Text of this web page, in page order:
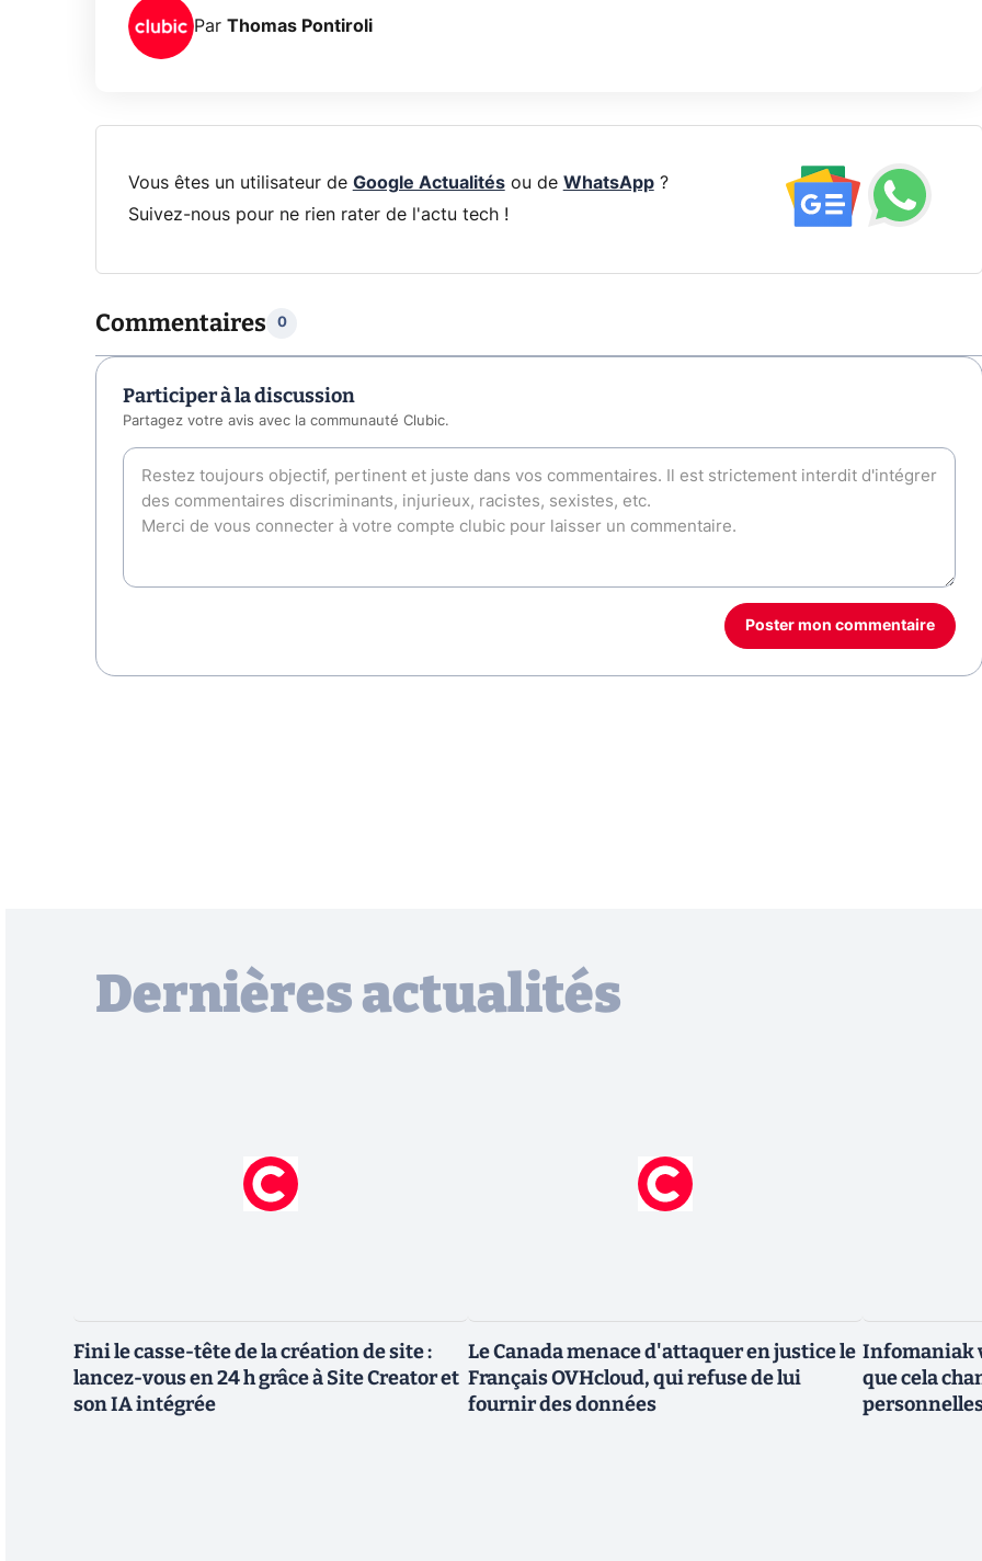
Par Thomas Pontiroli
Vous êtes un utilisateur de Google Actualitésou de WhatsApp?
Suivez-nous pour ne rien rater de l'actu tech !
Commentaires 0
Participer à la discussion
Partagez votre avis avec la communauté Clubic.
Poster mon commentaire
Dernières actualités
Fini le casse-tête de la création de site :
lancez-vous en 24 h grâce à Site Creator et
son IA intégrée
Le Canada menace d'attaquer en justice le
Français OVHcloud, qui refuse de lui
fournir des données
Infomaniak
que cela